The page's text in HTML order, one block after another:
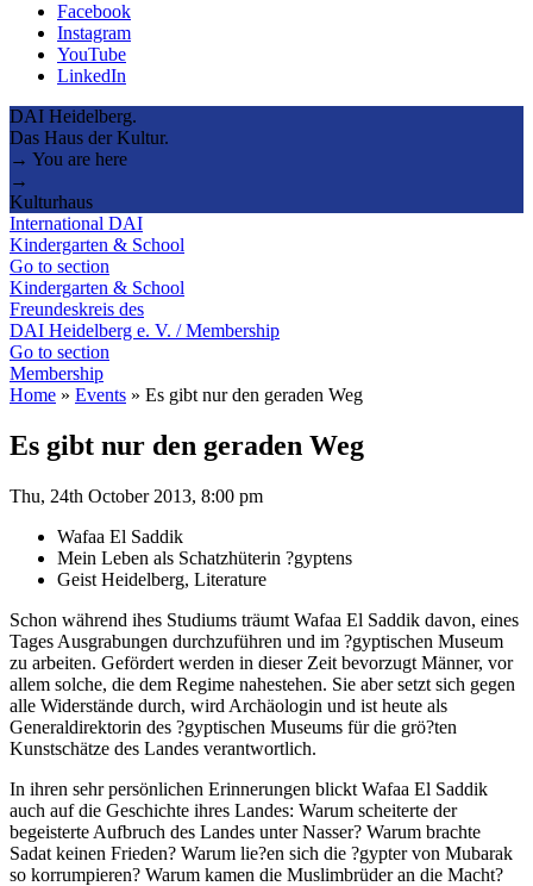
Facebook
Instagram
YouTube
LinkedIn
DAI Heidelberg.
Das Haus der Kultur.
→ You are here
→
Kulturhaus
International DAI
Kindergarten & School
Go to section
Kindergarten & School
Freundeskreis des
DAI Heidelberg e. V. / Membership
Go to section
Membership
Home » Events » Es gibt nur den geraden Weg
Es gibt nur den geraden Weg
Thu, 24th October 2013, 8:00 pm
Wafaa El Saddik
Mein Leben als Schatzhüterin ?gyptens
Geist Heidelberg, Literature
Schon während ihes Studiums träumt Wafaa El Saddik davon, eines
Tages Ausgrabungen durchzuführen und im ?gyptischen Museum
zu arbeiten. Gefördert werden in dieser Zeit bevorzugt Männer, vor
allem solche, die dem Regime nahestehen. Sie aber setzt sich gegen
alle Widerstände durch, wird Archäologin und ist heute als
Generaldirektorin des ?gyptischen Museums für die grö?ten
Kunstschätze des Landes verantwortlich.
In ihren sehr persönlichen Erinnerungen blickt Wafaa El Saddik
auch auf die Geschichte ihres Landes: Warum scheiterte der
begeisterte Aufbruch des Landes unter Nasser? Warum brachte
Sadat keinen Frieden? Warum lie?en sich die ?gypter von Mubarak
so korrumpieren? Warum kamen die Muslimbrüder an die Macht?